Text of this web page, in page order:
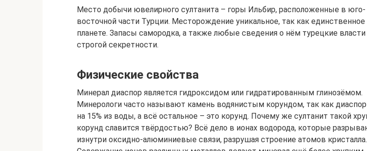
Место добычи ювелирного султанита – горы Ильбир, расположенные в юго-
восточной части Турции. Месторождение уникальное, так как единственное
планете. Запасы самородка, а также любые сведения о нём турецкие
строгой секретности.
Физические свойства
Минерал диаспор является гидроксидом или гидратированным глинозёмом.
Минерологи часто называют камень водянистым корундом, так как
на 15% из воды, а всё остальное – это корунд. Почему же султанит такой
корунд славится твёрдостью? Всё дело в ионах водорода, которые
изнутри оксидно-алюминиевые связи, разрушая строение атомов кристалла.